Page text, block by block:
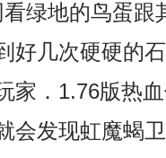
绿地的鸟蛋跟
好几次硬硬的
家．1.76版热
会发现虹魔蝎